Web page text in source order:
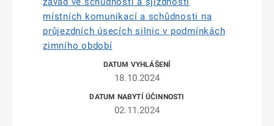
místních komunikací a schůdnosti na
průjezdních úsecích silnic v podmínkách
zimního období
18.10.2024
02.11.2024